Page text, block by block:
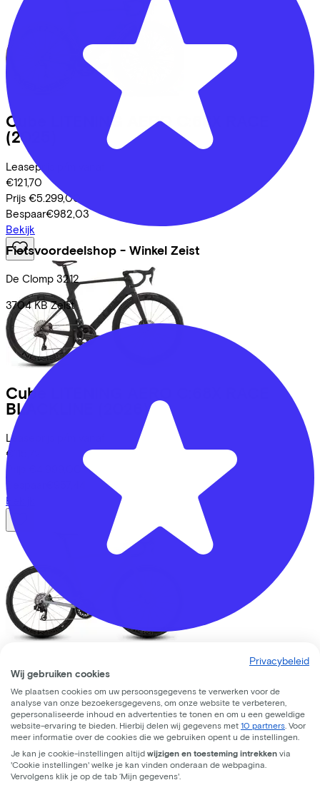
Fietsvoordeelshop - Winkel Zeist
De Clomp 3212
3704 KB Zeist
3762 EC Soest
Cube
LITENING AERO C:68X RACE
(2025)
Leaseprijs p/m vanaf
€121,70
Prijs €5.299,00
Bespaar€982,03
Bekijk
Cube
BLACKLINE
(2026)
Leaseprijs p/m vanaf
€115,72
Prijs
Bespaar
Bekijk
Cube
LITENING AIR C:68X PRO
SKYSCRAPER/WHITE
Leaseprijs p/m vanaf
€115,72
Prijs €4.999,00
Bespaar€957,44
Bekijk
Privacybeleid
Wij gebruiken cookies
We plaatsen cookies om uw persoonsgegevens te verwerken voor de
analyse van onze bezoekersgegevens, om onze website te verbeteren,
gepersonaliseerde inhoud en advertenties te tonen en om u een geweldige
website-ervaring te bieden. Hierbij delen wij gegevens met 10 partners . Voor
meer informatie over de cookies die we gebruiken opent u de instellingen.
Je kan je cookie-instellingen altijd wijzigen en toesteming intrekken via
'Cookie instellingen' welke je kan vinden onderaan de webpagina.
Vervolgens klik je op de tab ‘Mijn gegevens'.